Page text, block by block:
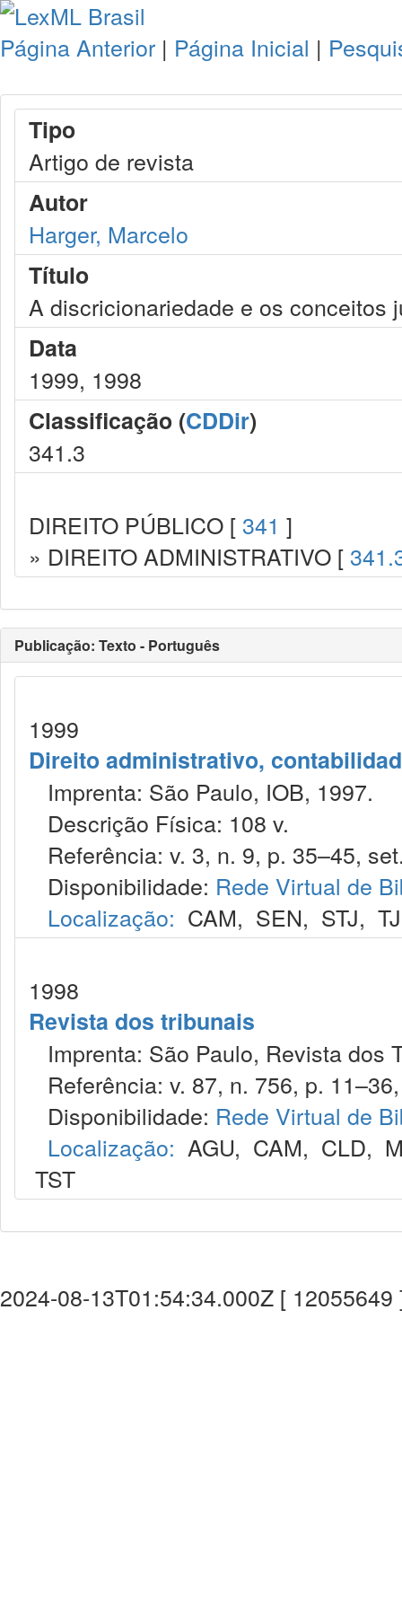
Página Anterior | Página Inicial |
Tipo
Artigo de revista
Autor
Harger, Marcelo
Título
A discricionariedade e os conceitos
Data
1999, 1998
Classificação (CDDir)
341.3
DIREITO PÚBLICO [ 341 ]
» DIREITO ADMINISTRATIVO [
Publicação: Texto - Português
1999
Direito administrativo,
Imprenta: São Paulo, IOB, 1997.
Descrição Física: 108 v.
Referência: v. 3, n. 9, p. 35–45,
Disponibilidade: Rede Virtual de
Localização: CAM, SEN, STJ,
1998
Revista dos tribunais
Imprenta: São Paulo, Revista dos
Referência: v. 87, n. 756, p.
Disponibilidade: Rede Virtual de
Localização: AGU, CAM, CLD,
TST
2024-08-13T01:54:34.000Z [ 12055649